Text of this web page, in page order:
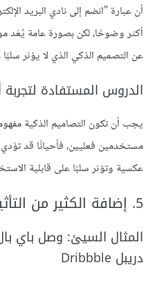
أن عبارة "انضم إلى نادي البريد
عن التصميم الذكي الذي لا يؤثر
الدروس المستفادة
يجب أن تكون التصاميم الذكية
مستخدمين فعليين، فأحيانًا قد
عكسية وتؤثر سلبًا على قابلية
5. إضافة الكثير من التأثيرات المتحركة
المثال السيئ: وصل باي
دريبل Dribbble